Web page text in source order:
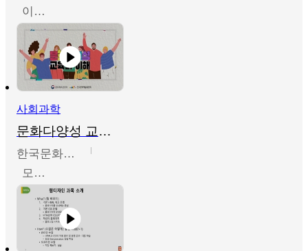
이성민
사회과학
문화다양성 교육의 이해
한국문화예술교육진흥원
모경환,성상환,정문성